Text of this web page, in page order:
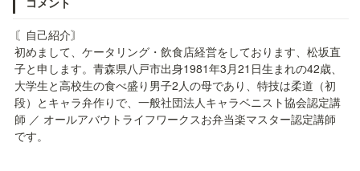
〘自己紹介〙
初めまして、ケータリング・飲食店経営をしております、松坂直
子と申します。青森県八戸市出身1981年3月21日生まれの42歳、
大学生と高校生の食べ盛り男子2人の母であり、特技は柔道（初
段）とキャラ弁作りで、一般社団法人キャラベニスト協会認定講
師 ／ オールアバウトライフワークスお弁当楽マスター認定講師
です。